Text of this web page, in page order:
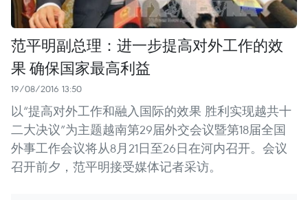
范平明副总理：进一步提高对外工作的效
果 确保国家最高利益
19/08/2016 13:50
以“提高对外工作和融入国际的效果 胜利实现越共十
二大决议”为主题越南第29届外交会议暨第18届全国
外事工作会议将从8月21日至26日在河内召开。会议
召开前夕，范平明接受媒体记者采访。